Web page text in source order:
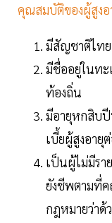
คุณสมบัติของผู้สูงอ
มีสัญชาติไทย
มีชื่ออยู่ในทะ
ท้องถิ่น
มีอายุหกสิบ
เบี้ยผู้สูงอายุ
เป็นผู้ไม่มีรา
ยังชีพตามที่ค
กฎหมายว่าด้